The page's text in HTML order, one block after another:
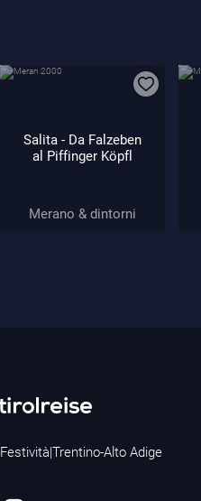
Salita - Da Falzeben
al Piffinger Köpfl
Merano & dintorni
Festività|Trentino-Alto Adige